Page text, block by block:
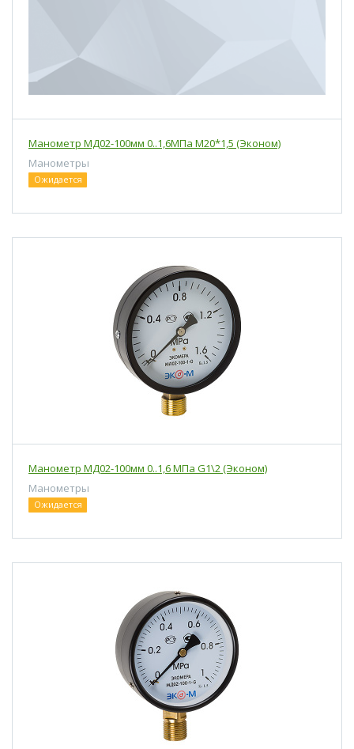
Манометр МД02-100мм 0..1,6МПа М20*1,5 (Эконом)
Манометры
Ожидается
Манометр МД02-100мм 0..1,6 МПа G1\2 (Эконом)
Манометры
Ожидается